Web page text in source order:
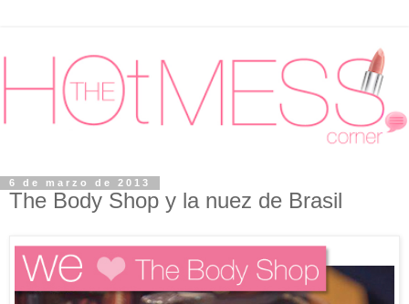
6 de marzo de 2013
The Body Shop y la nuez de Brasil